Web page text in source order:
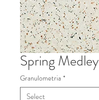
Spring Medley
Granulometria *